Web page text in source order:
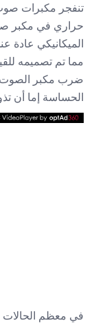
تنفجر مكبرات
حراري في مكبر
الميكانيكي عادة
مما تم تصميمه
ضرب مكبر الصوت
الحساسة إما أن
في معظم